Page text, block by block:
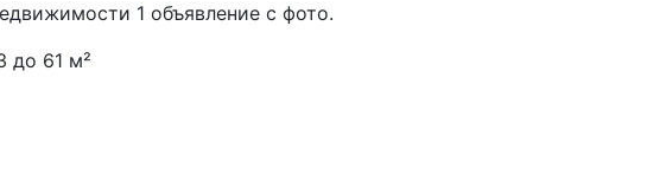
1 объявление с фото.
до 61 м²